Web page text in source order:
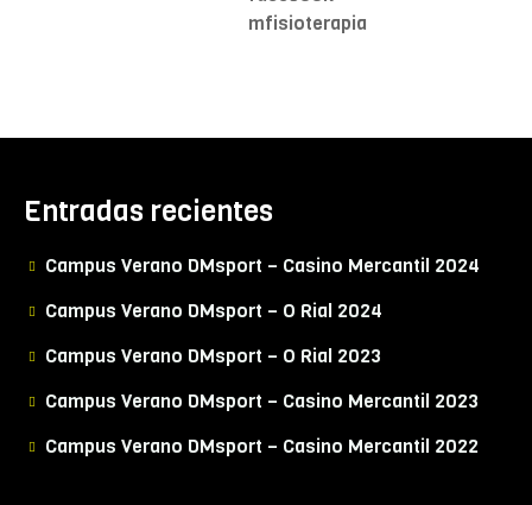
Entradas recientes
Campus Verano DMsport – Casino Mercantil 2024
Campus Verano DMsport – O Rial 2024
Campus Verano DMsport – O Rial 2023
Campus Verano DMsport – Casino Mercantil 2023
Campus Verano DMsport – Casino Mercantil 2022